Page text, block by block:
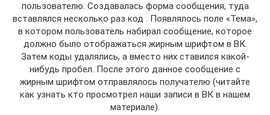
пользователю. Создавалась форма сообщения, туда
вставлялся несколько раз код . Появлялось поле «Тема»,
в котором пользователь набирал сообщение, которое
должно было отображаться жирным шрифтом в ВК.
Затем коды удалялись, а вместо них ставился какой-
нибудь пробел. После этого данное сообщение с
жирным шрифтом отправлялось получателю (читайте
как узнать кто просмотрел наши записи в ВК в нашем
материале).